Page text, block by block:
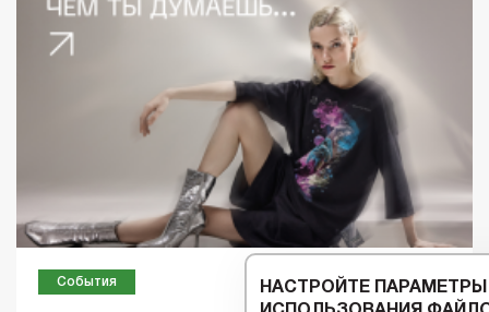
События
НАСТРОЙТЕ ПАРАМЕТРЫ